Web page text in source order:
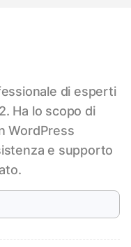
di esperti
Ha lo scopo di
WordPress
e supporto